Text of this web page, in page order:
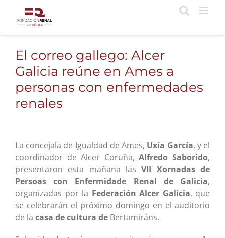
contenido
El correo gallego: Alcer
Galicia reúne en Ames a
personas con enfermedades
renales
La concejala de Igualdad de Ames, Uxía García, y el
coordinador de Alcer Coruña,Alfredo Saborido,
presentaron esta mañana lasVII Xornadas de
Persoas con Enfermidade Renal de Galicia,
organizadas por la Federación Alcer Galicia, que
se celebrarán el próximo domingo en el auditorio
de la casa de cultura de Bertamiráns.